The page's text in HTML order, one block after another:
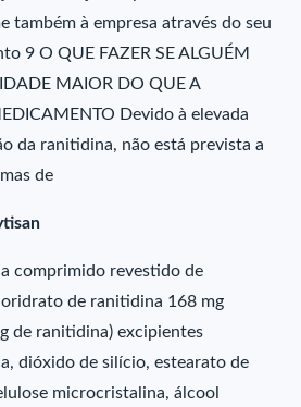
também à empresa através do seu
9 O QUE FAZER SE ALGUÉM
MAIOR DO QUE A
Devido à elevada
da ranitidina, não está prevista a
de
comprimido revestido de
de ranitidina 168 mg
de ranitidina) excipientes
dióxido de silício, estearato de
microcristalina, álcool